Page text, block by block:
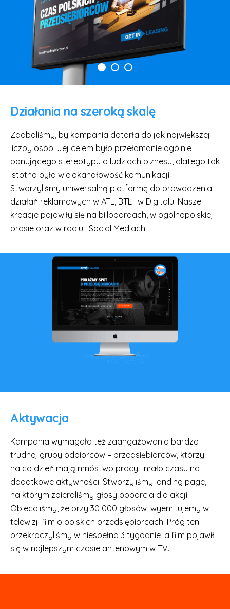
Działania na szeroką skalę
Zadbaliśmy, by kampania dotarła do jak największej
liczby osób. Jej celem było przełamanie ogólnie
panującego stereotypu o ludziach biznesu, dlatego tak
istotna była wielokanałowość komunikacji.
Stworzyliśmy uniwersalną platformę do prowadzenia
działań reklamowych w ATL, BTL i w Digitalu. Nasze
kreacje pojawiły się na billboardach, w ogólnopolskiej
prasie oraz w radiu i Social Mediach.
Aktywacja
Kampania wymagała też zaangażowania bardzo
trudnej grupy odbiorców – przedsiębiorców, którzy
na co dzień mają mnóstwo pracy i mało czasu na
dodatkowe aktywności. Stworzyliśmy landing page,
na którym zbieraliśmy głosy poparcia dla akcji.
Obiecaliśmy, że przy 30 000 głosów, wyemitujemy w
telewizji film o polskich przedsiębiorcach. Próg ten
przekroczyliśmy w niespełna 3 tygodnie, a film pojawił
się w najlepszym czasie antenowym w TV.